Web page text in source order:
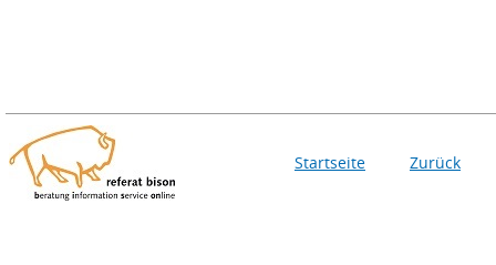
Startseite Zurück